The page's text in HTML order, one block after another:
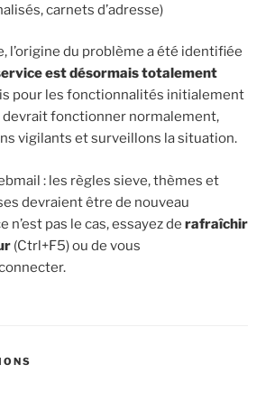
carnets d’adresse)
l’origine du problème a été identifiée
est désormais totalement
pour les fonctionnalités initialement
devrait fonctionner normalement,
vigilants et surveillons la situation.
: les règles sieve, thèmes et
devraient être de nouveau
n’est pas le cas, essayez de rafraîchir
(Ctrl+F5) ou de vous